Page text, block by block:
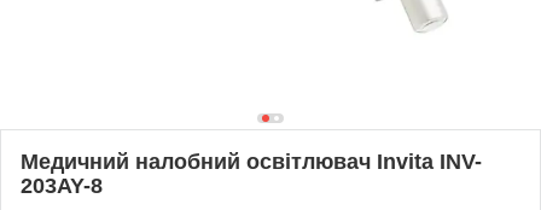
Медичний налобний освітлювач Invita INV-
203AY-8